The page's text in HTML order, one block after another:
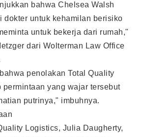
bahwa Chelsea Walsh
dokter untuk kehamilan berisiko
untuk bekerja dari rumah,"
dari Wolterman Law Office
penolakan Total Quality
permintaan yang wajar tersebut
putrinya," imbuhnya.
Logistics, Julia Daugherty,